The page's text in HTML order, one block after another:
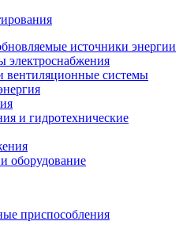
источники энергии
электроснабжения
вентиляционные системы
и гидротехнические
оборудование
приспособления